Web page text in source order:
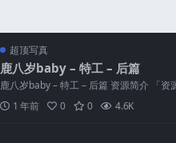
超顶写真
鹿八岁baby – 特工 – 后篇
鹿八岁baby – 特工 – 后篇 资源简介 「资
称」：鹿八岁baby – ...
1 年前 0 0 4.6K